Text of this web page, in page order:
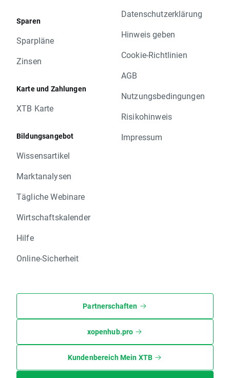
Sparen
Sparpläne
Zinsen
Karte und Zahlungen
XTB Karte
Bildungsangebot
Wissensartikel
Marktanalysen
Tägliche Webinare
Wirtschaftskalender
Hilfe
Online-Sicherheit
Datenschutzerklärung
Hinweis geben
Cookie-Richtlinien
AGB
Nutzungsbedingungen
Risikohinweis
Impressum
Partnerschaften
xopenhub.pro
Kundenbereich Mein XTB